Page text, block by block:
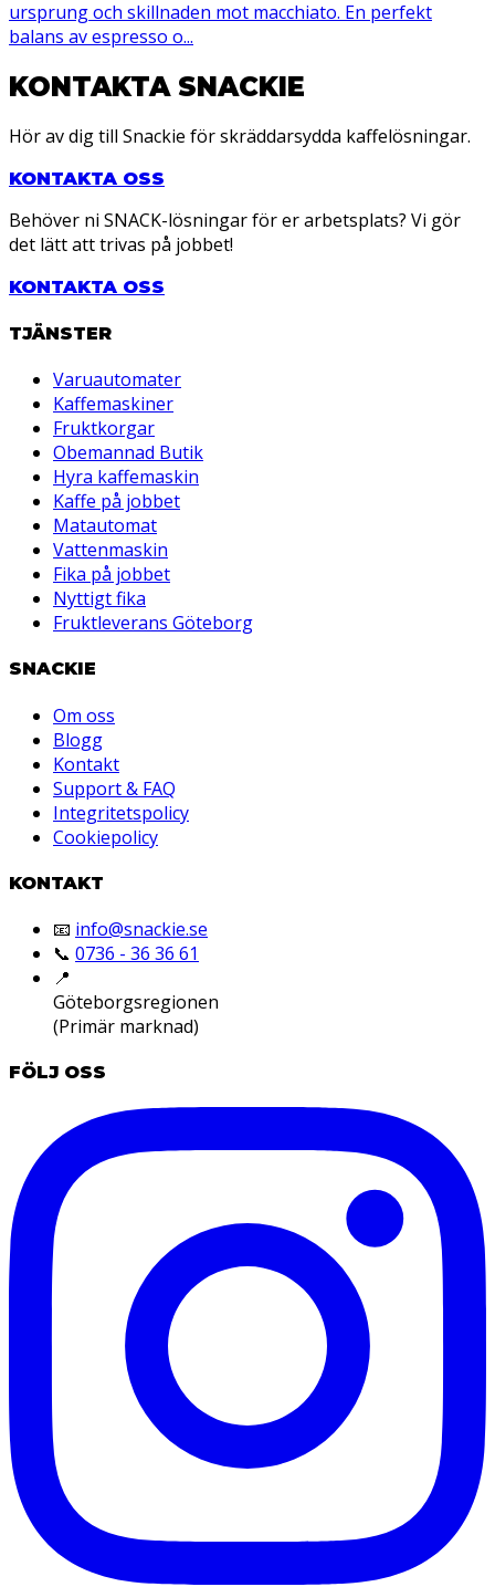
ursprung och skillnaden mot macchiato. En perfekt
balans av espresso o...
KONTAKTA SNACKIE
Hör av dig till Snackie för skräddarsydda kaffelösningar.
KONTAKTA OSS
Behöver ni SNACK-lösningar för er arbetsplats? Vi gör
det lätt att trivas på jobbet!
KONTAKTA OSS
TJÄNSTER
Varuautomater
Kaffemaskiner
Fruktkorgar
Obemannad Butik
Hyra kaffemaskin
Kaffe på jobbet
Matautomat
Vattenmaskin
Fika på jobbet
Nyttigt fika
Fruktleverans Göteborg
SNACKIE
Om oss
Blogg
Kontakt
Support & FAQ
Integritetspolicy
Cookiepolicy
KONTAKT
📧 info@snackie.se
📞 0736 - 36 36 61
📍
Göteborgsregionen
(Primär marknad)
FÖLJ OSS